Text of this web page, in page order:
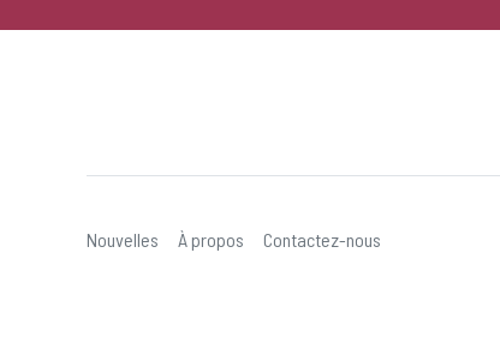
Nouvelles À propos Contactez-nous